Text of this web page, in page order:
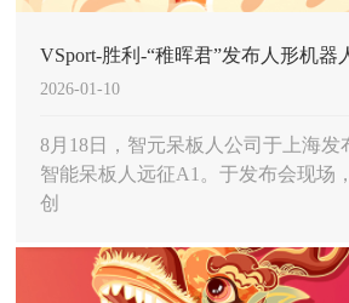
VSport-胜利-“稚晖君”发布人形机器
万元内
2026-01-10
8月18日，智元呆板人公司于上海发
智能呆板人远征A1。于发布会现场
创